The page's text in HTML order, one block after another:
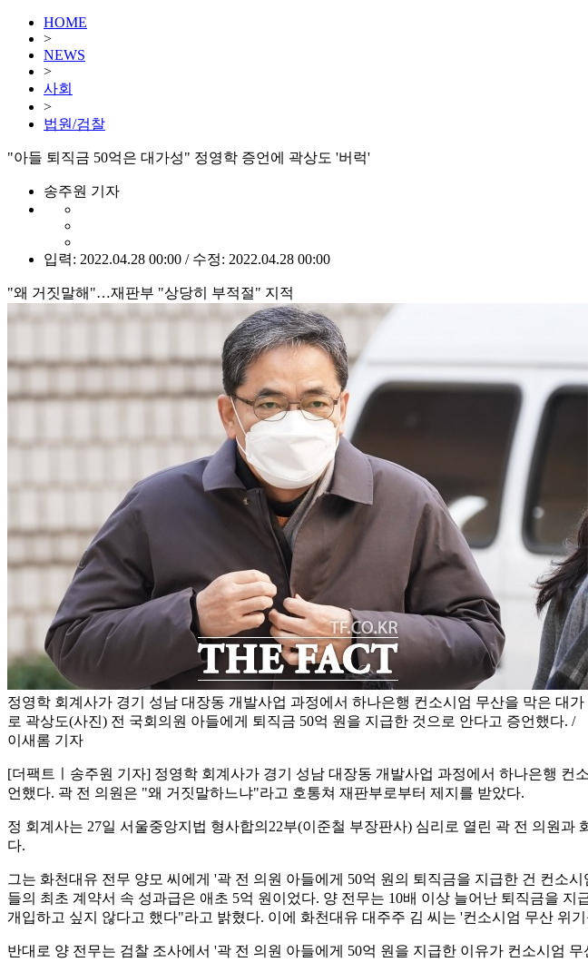
HOME
>
NEWS
>
사회
>
법원/검찰
"아들 퇴직금 50억은 대가성" 정영학 증언에 곽상도 '버럭'
송주원 기자
입력: 2022.04.28 00:00 / 수정: 2022.04.28 00:00
"왜 거짓말해"…재판부 "상당히 부적절" 지적
정영학 회계사가 경기 성남 대장동 개발사업 과정에서 하나은행 컨소시엄 무산을 막은 대가
로 곽상도(사진) 전 국회의원 아들에게 퇴직금 50억 원을 지급한 것으로 안다고 증언했다. /
이새롬 기자
[더팩트ㅣ송주원 기자] 정영학 회계사가 경기 성남 대장동 개발사업 과정에서 하나은행
언했다. 곽 전 의원은 "왜 거짓말하느냐"라고 호통쳐 재판부로부터 제지를 받았다.
정 회계사는 27일 서울중앙지법 형사합의22부(이준철 부장판사) 심리로 열린 곽 전 의원
다.
그는 화천대유 전무 양모 씨에게 '곽 전 의원 아들에게 50억 원의 퇴직금을 지급한 건 컨소
들의 최초 계약서 속 성과급은 애초 5억 원이었다. 양 전무는 10배 이상 늘어난 퇴직금을
개입하고 싶지 않다고 했다"라고 밝혔다. 이에 화천대유 대주주 김 씨는 '컨소시엄 무산 위
반대로 양 전무는 검찰 조사에서 '곽 전 의원 아들에게 50억 원을 지급한 이유가 컨소시엄